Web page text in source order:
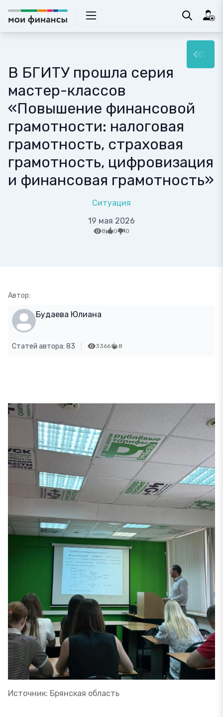
В БГИТУ прошла серия
мастер-классов
«Повышение финансовой
грамотности: налоговая
грамотность, страховая
грамотность, цифровизация
и финансовая грамотность»
Ситуация
19 мая 2026
8 0 0
Автор:
Будаева Юлиана
Статей автора: 83 3366 8
Источник: Брянская область